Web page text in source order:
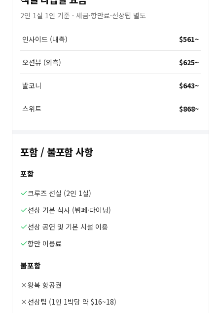
2인 1실 1인 기준 · 세금·항만료·선상팁 별도
인사이드 (내측) $561~
오션뷰 (외측) $625~
발코니 $643~
스위트 $868~
포함 / 불포함 사항
포함
크루즈 선실 (2인 1실)
선상 기본 식사 (뷔페·다이닝)
선상 공연 및 기본 시설 이용
항만 이용료
불포함
왕복 항공권
선상팁 (1인 1박당 약 $16~18)